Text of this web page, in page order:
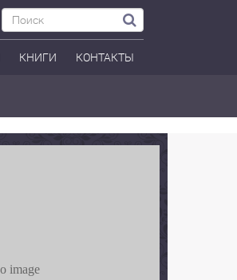
КНИГИ КОНТАКТЫ